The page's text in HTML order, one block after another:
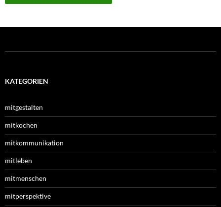
KATEGORIEN
mitgestalten
mitkochen
mitkommunikation
mitleben
mitmenschen
mitperspektive